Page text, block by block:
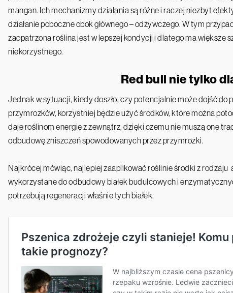
mangan. Ich mechanizmy działania są różne i raczej niezbyt
działanie poboczne obok głównego – odżywczego. W tym
zaopatrzona roślina jest w lepszej kondycji i dlatego ma większe
niekorzystnego.
Red bull nie tylko
Jednak w sytuacji, kiedy doszło, czy potencjalnie może dojść do
przymrozków, korzystniej będzie użyć środków, które można
daje roślinom energię z zewnątrz, dzięki czemu nie muszą one
odbudowę zniszczeń spowodowanych przez przymrozki.
Najkrócej mówiąc, najlepiej zaaplikować roślinie środki z rodzaju
wykorzystane do odbudowy białek budulcowych i
potrzebują regeneracji właśnie tych białek.